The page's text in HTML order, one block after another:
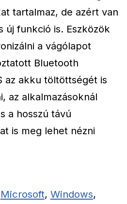
tartalmaz, de azért van
új funkció is. Eszközök
a vágólapot
Bluetooth
az akku töltöttségét is
az alkalmazásoknál
a hosszú távú
is meg lehet nézni
Microsoft, Windows,